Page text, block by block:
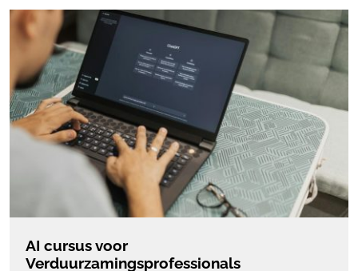
AI cursus voor
Verduurzamingsprofessionals